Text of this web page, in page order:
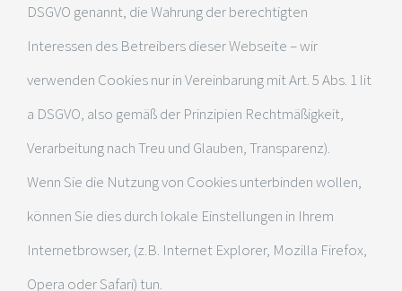
DSGVO genannt, die Wahrung der berechtigten
Interessen des Betreibers dieser Webseite – wir
verwenden Cookies nur in Vereinbarung mit Art. 5 Abs. 1 lit
a DSGVO, also gemäß der Prinzipien Rechtmäßigkeit,
Verarbeitung nach Treu und Glauben, Transparenz).
Wenn Sie die Nutzung von Cookies unterbinden wollen,
können Sie dies durch lokale Einstellungen in Ihrem
Internetbrowser, (z.B. Internet Explorer, Mozilla Firefox,
Opera oder Safari) tun.